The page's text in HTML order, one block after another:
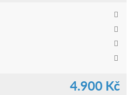
4.900 Kč